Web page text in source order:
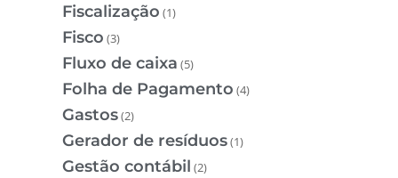
Fiscalização (1)
Fisco (3)
Fluxo de caixa (5)
Folha de Pagamento (4)
Gastos(2)
Gerador de resíduos(1)
Gestão contábil (2)